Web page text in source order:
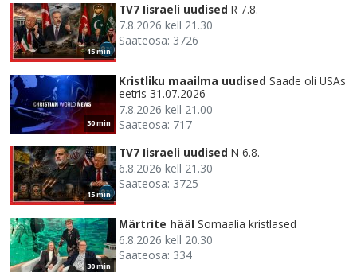
15 min
TV7 Iisraeli uudised R 7.8.
7.8.2026 kell 21.30
Saateosa: 3726
30 min
Kristliku maailma uudised Saade oli USAs
eetris 31.07.2026
7.8.2026 kell 21.00
Saateosa: 717
15 min
TV7 Iisraeli uudised N 6.8.
6.8.2026 kell 21.30
Saateosa: 3725
30 min
Märtrite hääl Somaalia kristlased
6.8.2026 kell 20.30
Saateosa: 334